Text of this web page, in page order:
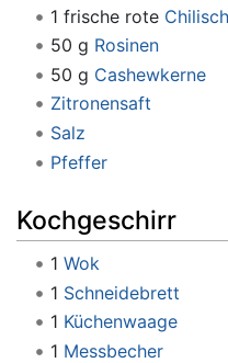
1 frische rote
50 g Rosinen
50 g Cashewkerne
Zitronensaft
Salz
Pfeffer
Kochgeschirr
1 Wok
1 Schneidebrett
1 Küchenwaage
1 Messbecher